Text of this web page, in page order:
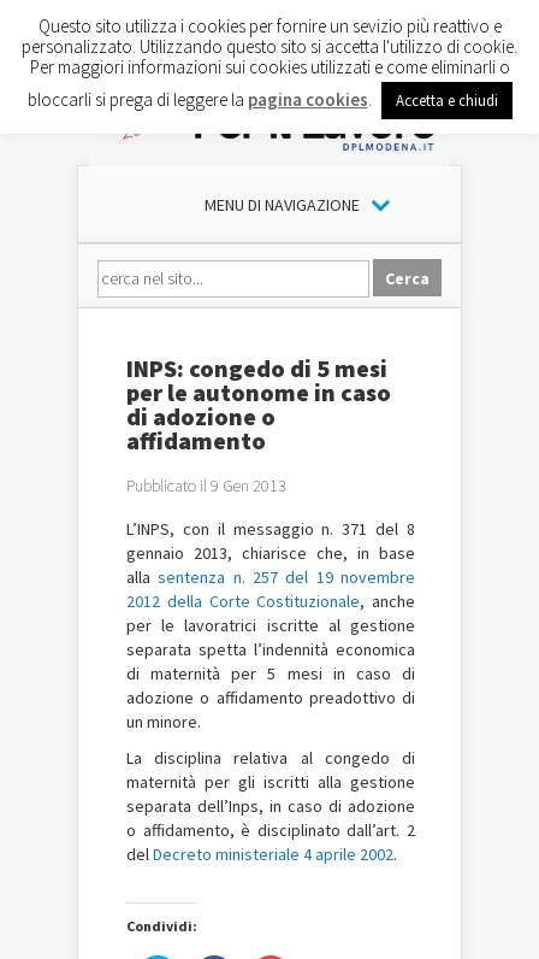
MENU DI NAVIGAZIONE
INPS: congedo di 5 mesi
per le autonome in caso
di adozione o
affidamento
Pubblicato il 9 Gen 2013
L’INPS, con il messaggio n. 371 del 8
gennaio 2013, chiarisce che, in base
allasentenza n. 257 del 19 novembre
2012 della Corte Costituzionale, anche
per le lavoratrici iscritte al gestione
separata spetta l’indennità economica
di maternità per 5 mesi in caso di
adozione o affidamento preadottivo di
un minore.
La disciplina relativa al congedo di
maternità per gli iscritti alla gestione
separata dell’Inps, in caso di adozione
o affidamento, è disciplinato dall’art. 2
delDecreto ministeriale 4 aprile 2002.
Condividi:
Questo sito utilizza i cookies per fornire un sevizio più reattivo e
personalizzato. Utilizzando questo sito si accetta l'utilizzo di cookie.
Per maggiori informazioni sui cookies utilizzati e come eliminarli o
bloccarli si prega di leggere la pagina cookies Accetta e chiudi